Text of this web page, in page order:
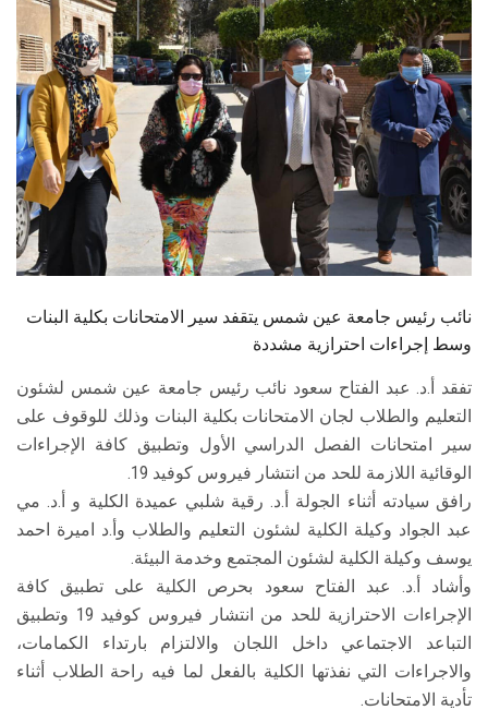
الطلاب
هيئة التدريس
الدراسات العليا
الخريجين
الموظفون
الزائـرون
سجل الان
نائب رئيس جامعة عين شمس يتقفد سير الامتحانات بكلية البنات
وسط إجراءات احترازية مشددة
تفقد أ.د. عبد الفتاح سعود نائب رئيس جامعة عين شمس لشئون
التعليم والطلاب لجان الامتحانات بكلية البنات وذلك للوقوف على
سير امتحانات الفصل الدراسي الأول وتطبيق كافة الإجراءات
الوقائية اللازمة للحد من انتشار فيروس كوفيد 19.
رافق سيادته أثناء الجولة أ.د. رقية شلبي عميدة الكلية و أ.د. مي
عبد الجواد وكيلة الكلية لشئون التعليم والطلاب وأ.د اميرة احمد
يوسف وكيلة الكلية لشئون المجتمع وخدمة البيئة.
وأشاد أ.د. عبد الفتاح سعود بحرص الكلية على تطبيق كافة
الإجراءات الاحترازية للحد من انتشار فيروس كوفيد 19 وتطبيق
التباعد الاجتماعي داخل اللجان والالتزام بارتداء الكمامات،
والاجراءات التي نفذتها الكلية بالفعل لما فيه راحة الطلاب أثناء
تأدية الامتحانات.